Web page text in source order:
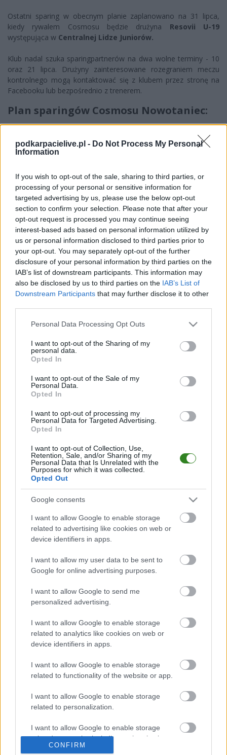
podkarpacielive.pl - Do Not Process My Personal
Information
If you wish to opt-out of the sale, sharing to third parties, or
processing of your personal or sensitive information for
targeted advertising by us, please use the below opt-out
section to confirm your selection. Please note that after your
opt-out request is processed you may continue seeing
interest-based ads based on personal information utilized by
us or personal information disclosed to third parties prior to
your opt-out. You may separately opt-out of the further
disclosure of your personal information by third parties on the
IAB’s list of downstream participants. This information may
also be disclosed by us to third parties on the IAB’s List of
Downstream Participants that may further disclose it to other
Please note that this website/app uses one or more Google
not limited to your visit or usage behaviour. You may click to
grant or deny consent to Google and its third-party tags to
use your data for below specified purposes in below Google
consent section.
Personal Data Processing Opt Outs
I want to opt-out of the Sharing of my
personal data.
Opted In
I want to opt-out of the Sale of my
Personal Data.
Opted In
I want to opt-out of processing my
Personal Data for Targeted Advertising.
Opted In
I want to opt-out of Collection, Use,
Retention, Sale, and/or Sharing of my
Personal Data that Is Unrelated with the
Purposes for which it was collected.
Opted Out
Google consents
I want to allow Google to enable storage
related to advertising like cookies on web or
device identifiers in apps.
I want to allow my user data to be sent to
Google for online advertising purposes.
I want to allow Google to send me
personalized advertising.
I want to allow Google to enable storage
related to analytics like cookies on web or
device identifiers in apps.
I want to allow Google to enable storage
related to functionality of the website or app.
I want to allow Google to enable storage
related to personalization.
I want to allow Google to enable storage
related to security, including authentication
functionality and fraud prevention, and other
CONFIRM
Ostatni sparing w obecnym planie zaplanowano na 31 lipca,
kiedy rywalem Cosmosu będzie drużyna Resovii U-19
występująca w Centralnej Lidze Juniorów.
Klub nadal szuka sparingpartnerów na dwa wolne terminy - 10
oraz 21 lipca. Drużyny zainteresowane rozegraniem meczu
kontrolnego mogą kontaktować się z klubem przez stronę na
Facebooku lub bezpośrednio z trenerem.
Plan sparingów Cosmosu Nowotaniec:
17 lipca - Pogoń-Sokół Lubaczów
21 lipca - sparingpartner poszukiwany
31 lipca -
Resovia U-19 CLJ
Więcej o lidze:IV liga podkarpacka
CZYTAJ TAKŻE
2026-08-08 16:09
Czarni Jasło - Legion
(08.08.2026)
2026-07-25 15:32
Wisłoka Dębica
meczu sparingowym
2026-07-25 15:20
Pogoń-Sokół
zremisowała z
Hetmanem. Nowi
zawodnicy trafili do
siatki
KOMENTARZE
Uwaga!
Teraz komentarze są domyślnie ukryte, aby poprawić
komfort korzystania z serwisu. Kliknij przycisk
dyskusji.
NASTĘPNY ARTYKUŁ
2026-07-06 15:03
Plan przygotowań Pogoni Leżajsk do
sezonu 2026/2027
Asseco Resovia |Developres Rzeszów|ITA TOOLS Stal Mielec
Motor Lublin |Stal Rzeszów|Stal Stalowa Wola Wisła Kraków
Resovia|Wieczysta Kraków
JKS Jarosław| Karpaty Krosno